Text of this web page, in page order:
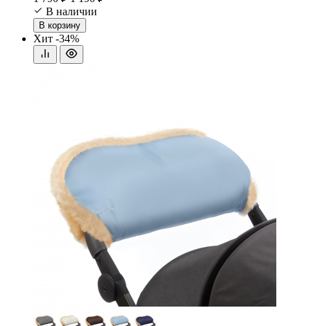
В наличии
В корзину
Хит -34%